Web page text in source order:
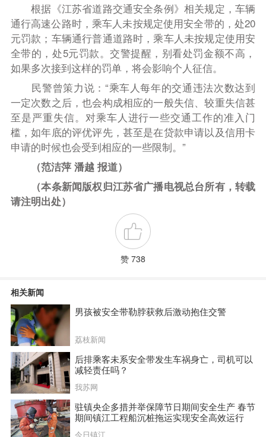
根据《江苏省道路交通安全条例》相关规定，车辆
通行高速公路时，乘车人未按规定使用安全带的，处20
元罚款；车辆通行普通道路时，乘车人未按规定使用安
全带的，处5元罚款。交警提醒，别看处罚金额不高，
如果多次接到这样的罚单，将会影响个人征信。
民警曾策力说：“乘车人每年的交通违法次数达到
一定次数之后，也会构成相应的一般失信、较重失信甚
至是严重失信。对乘车人进行一些交通工作的准入门
槛，如年底的评优评先，甚至是在贷款申请以及信用卡
申请的时候也会受到相应的一些限制。”
（范洁萍 潘越 报道）
（本条新闻版权归江苏省广播电视总台所有，转载
请注明出处）
赞 738
相关新闻
男孩被安全带勒脖获救后激动抱住交警
荔枝新闻
后排乘客未系安全带发生车祸身亡，司机可以
减轻责任吗？
我苏网
驻镇央企多措并举保障节日期间安全生产 春节
期间镇江工程船沉桩拖运实现安全高效运行
今日镇江